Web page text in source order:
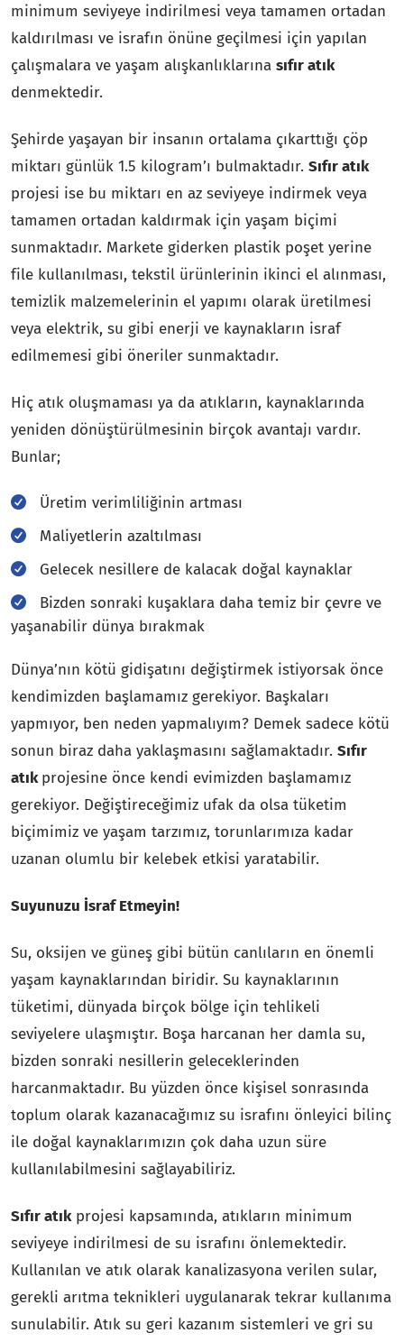
minimum seviyeye indirilmesi veya tamamen ortadan
kaldırılması ve israfın önüne geçilmesi için yapılan
çalışmalara ve yaşam alışkanlıklarına sıfır atık
denmektedir.
Şehirde yaşayan bir insanın ortalama çıkarttığı çöp
miktarı günlük 1.5 kilogram’ı bulmaktadır. Sıfır atık
projesi ise bu miktarı en az seviyeye indirmek veya
tamamen ortadan kaldırmak için yaşam biçimi
sunmaktadır. Markete giderken plastik poşet yerine
file kullanılması, tekstil ürünlerinin ikinci el alınması,
temizlik malzemelerinin el yapımı olarak üretilmesi
veya elektrik, su gibi enerji ve kaynakların israf
edilmemesi gibi öneriler sunmaktadır.
Hiç atık oluşmaması ya da atıkların, kaynaklarında
yeniden dönüştürülmesinin birçok avantajı vardır.
Bunlar;
Üretim verimliliğinin artması
Maliyetlerin azaltılması
Gelecek nesillere de kalacak doğal kaynaklar
Bizden sonraki kuşaklara daha temiz bir çevre ve
yaşanabilir dünya bırakmak
Dünya’nın kötü gidişatını değiştirmek istiyorsak önce
kendimizden başlamamız gerekiyor. Başkaları
yapmıyor, ben neden yapmalıyım? Demek sadece kötü
sonun biraz daha yaklaşmasını sağlamaktadır. Sıfır
atıkprojesine önce kendi evimizden başlamamız
gerekiyor. Değiştireceğimiz ufak da olsa tüketim
biçimimiz ve yaşam tarzımız, torunlarımıza kadar
uzanan olumlu bir kelebek etkisi yaratabilir.
Suyunuzu İsraf Etmeyin!
Su, oksijen ve güneş gibi bütün canlıların en önemli
yaşam kaynaklarından biridir. Su kaynaklarının
tüketimi, dünyada birçok bölge için tehlikeli
seviyelere ulaşmıştır. Boşa harcanan her damla su,
bizden sonraki nesillerin geleceklerinden
harcanmaktadır. Bu yüzden önce kişisel sonrasında
toplum olarak kazanacağımız su israfını önleyici bilinç
ile doğal kaynaklarımızın çok daha uzun süre
kullanılabilmesini sağlayabiliriz.
Sıfır atıkprojesi kapsamında, atıkların minimum
seviyeye indirilmesi de su israfını önlemektedir.
Kullanılan ve atık olarak kanalizasyona verilen sular,
gerekli arıtma teknikleri uygulanarak tekrar kullanıma
sunulabilir. Atık su geri kazanım sistemleri ve gri su